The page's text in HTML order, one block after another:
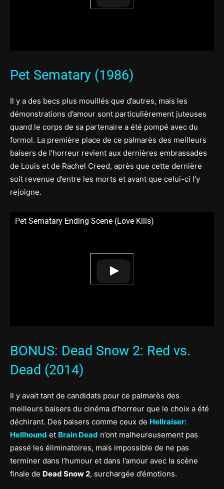
Pet Sematary (1986)
Il y a des becs plus mouillés que d’autres, mais les
démonstrations d’amour sont particulièrement juteuses
quand le corps de sa partenaire a été pompé avec du
formol. La première place de ce palmarès des meilleurs
baisers de l’horreur revient aux dernières embrassades
de Louis et de Rachel Creed, après que cette dernière
soit revenue d’entre les morts et avant que celui-ci l’y
rejoigne.
Pet Sematary Ending Scene (Love Kills)
BONUS: Dead Snow 2: Red vs.
Dead (2014)
Il y avait tant de candidats pour ce palmarès des
meilleurs baisers du cinéma d’horreur que le choix a été
déchirant. Des baisers comme ceux de Hellraiser:
Hellhound et Brain Dead n’ont malheureusement pas
passé les éliminatoires, mais impossible de ne pas
terminer dans l’humour et dans l’amour avec la scène
finale de Dead Snow 2, surchargée d’émotions.